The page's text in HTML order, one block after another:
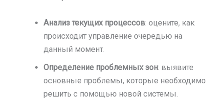
Анализ текущих процессов: оцените, как
происходит управление очередью на
данный момент.
Определение проблемных зон: выявите
основные проблемы, которые необходимо
решить с помощью новой системы.